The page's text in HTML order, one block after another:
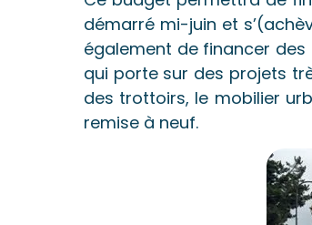
démarré mi-juin et
également de financer des
qui porte sur des projets
des trottoirs, le mobilier
remise à neuf.